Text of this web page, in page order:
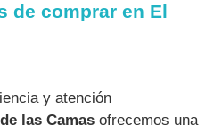
de comprar en El
y atención
las Camas ofrecemos una